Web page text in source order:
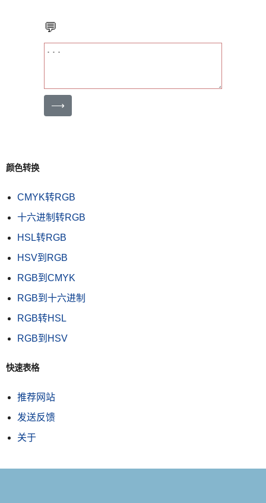
💬
⟶
颜色转换
CMYK转RGB
十六进制转RGB
HSL转RGB
HSV到RGB
RGB到CMYK
RGB到十六进制
RGB转HSL
RGB到HSV
快速表格
推荐网站
发送反馈
关于